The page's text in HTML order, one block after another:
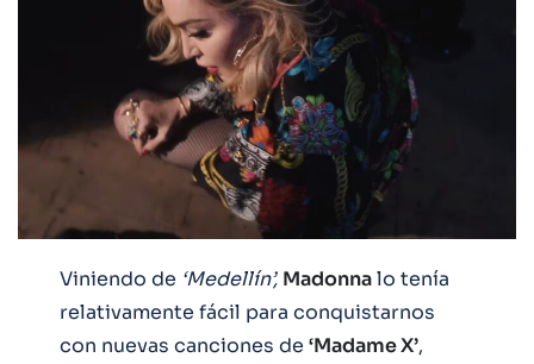
Viniendo de ‘Medellín’, Madonnalo tenía
relativamente fácil para conquistarnos
con nuevas canciones de ‘Madame X’,